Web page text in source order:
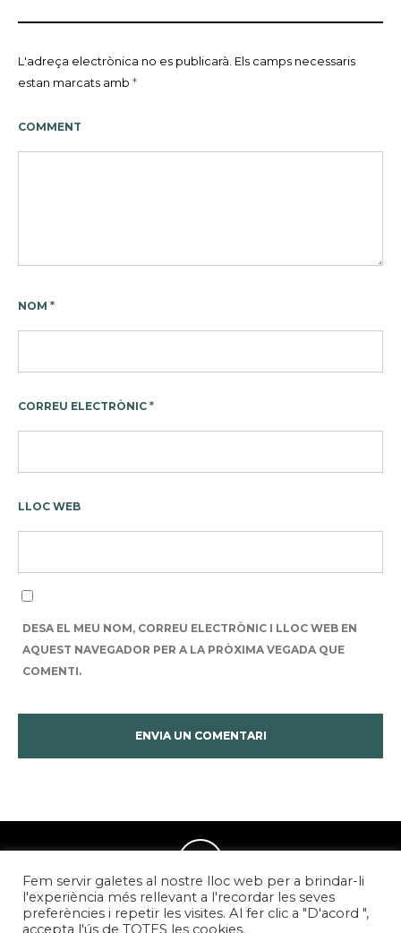
L'adreça electrònica no es publicarà. Els camps necessaris
estan marcats amb *
COMMENT
NOM *
CORREU ELECTRÒNIC *
LLOC WEB
DESA EL MEU NOM, CORREU ELECTRÒNIC I LLOC WEB EN
AQUEST NAVEGADOR PER A LA PRÒXIMA VEGADA QUE
COMENTI.
Fem servir galetes al nostre lloc web per a brindar-li
l'experiència més rellevant a l'recordar les seves
preferències i repetir les visites. Al fer clic a "D'acord ",
accepta l'ús de TOTES les cookies.